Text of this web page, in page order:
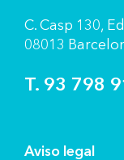
C. Casp 130,
08013
T. 93 798
Aviso legal